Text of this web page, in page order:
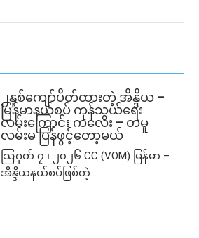
၂နှစ်​ကျော်ပိတ်ထားတဲ့ အိန္ဒိယ –
မြန်မာနယ်စပ် ကုန်သွယ်ရေး
လမ်းကြောင်း ကလေး – တမူ
လမ်းမ ပြန်ဖွင့်တော့မယ်
ဩဂုတ် ၇ ၊ ၂၀၂၆ CC (VOM) မြန်မာ –
အိန္ဒိယနယ်စပ်ဖြစ်တဲ့...